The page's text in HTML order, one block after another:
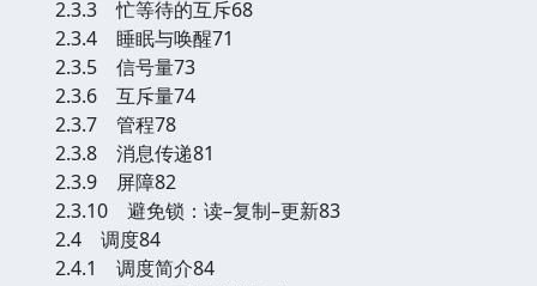
2.3.3 忙等待的互斥68
2.3.4 睡眠与唤醒71
2.3.5 信号量73
2.3.6 互斥量74
2.3.7 管程78
2.3.8 消息传递81
2.3.9 屏障82
2.3.10 避免锁：读–复制–更新83
2.4 调度84
2.4.1 调度简介84